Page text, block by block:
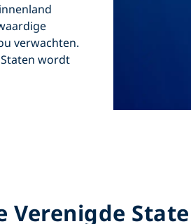
verwachten.
wordt